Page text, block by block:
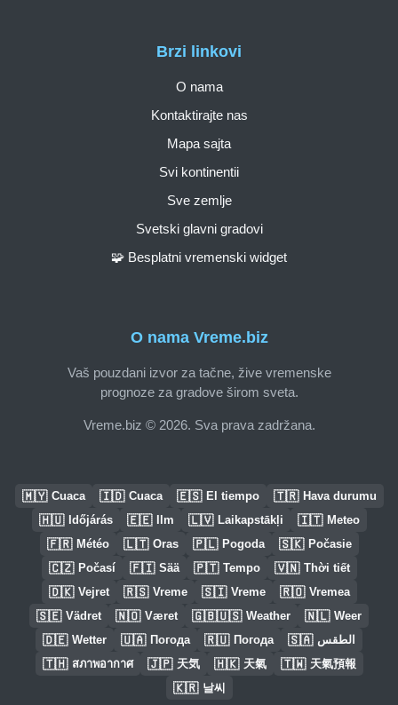
O nama Vreme.biz
Vaš pouzdani izvor za tačne, žive vremenske
prognoze za gradove širom sveta.
Vreme.biz © 2026. Sva prava zadržana.
Brzi linkovi
O nama
Kontaktirajte nas
Mapa sajta
Svi kontinentii
Sve zemlje
Svetski glavni gradovi
🧩 Besplatni vremenski widget
🇲🇾 Cuaca 🇮🇩 Cuaca 🇪🇸 El tiempo 🇹🇷 Hava durumu
🇭🇺 Időjárás 🇪🇪 Ilm 🇱🇻 Laikapstākļi 🇮🇹 Meteo
🇫🇷 Météo 🇱🇹 Oras 🇵🇱 Pogoda 🇸🇰 Počasie
🇨🇿 Počasí 🇫🇮 Sää 🇵🇹 Tempo 🇻🇳 Thời tiết
🇩🇰 Vejret 🇷🇸 Vreme 🇸🇮 Vreme 🇷🇴 Vremea
🇸🇪 Vädret 🇳🇴 Været 🇬🇧🇺🇸 Weather 🇳🇱 Weer
🇩🇪 Wetter 🇺🇦 Погода 🇷🇺 Погода 🇸🇦 الطقس
🇹🇭 สภาพอากาศ 🇯🇵 天気 🇭🇰 天氣 🇹🇼 天氣預報
🇰🇷 날씨